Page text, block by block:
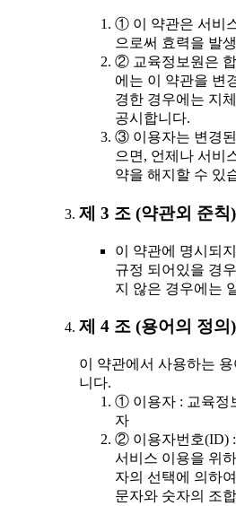
① 이 약관은 서비
으로써 효력을 발
② 교육정보원은
에는 이 약관을 변
경한 경우에는 지
공시합니다.
③ 이용자는 변경
으면, 언제나 서비
약을 해지할 수 있
제 3 조 (약관외 준칙)
이 약관에 명시되
규정 되어있을 경
지 않은 경우에는
제 4 조 (용어의 정의)
이 약관에서 사용하는
니다.
① 이용자 : 교육정
자
② 이용자번호(ID) :
서비스 이용을 위
자의 선택에 의하
문자와 숫자의 조합